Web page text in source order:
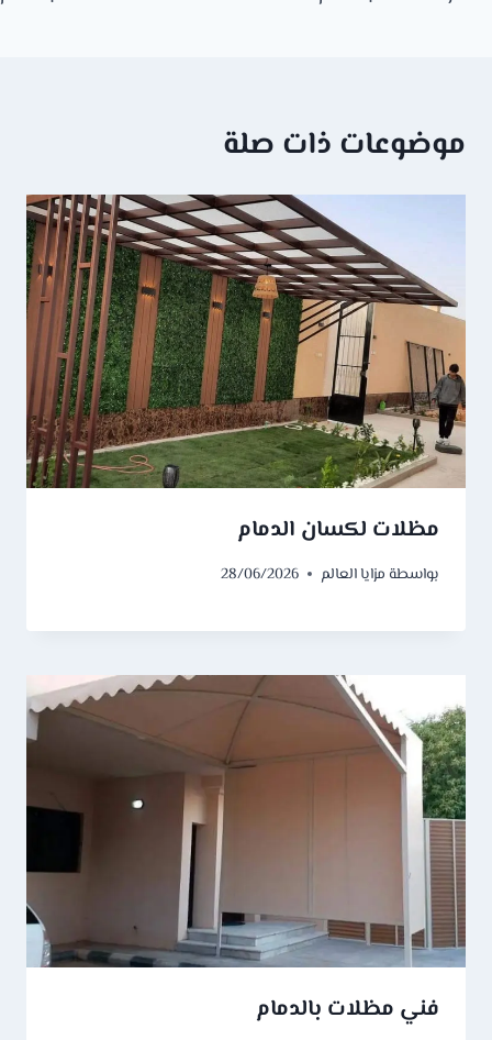
المقالات
موضوعات ذات صلة
مظلات لكسان الدمام
بواسطة مزايا العالم 28/06/2026
فني مظلات بالدمام